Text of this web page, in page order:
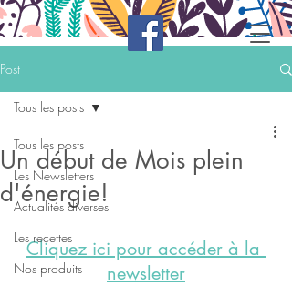
Post
Tous les posts
Les Newsletters
Actualités diverses
Les recettes
Nos produits
Tous les posts
Un début de Mois plein
d'énergie!
Cliquez ici pour accéder à la
newsletter